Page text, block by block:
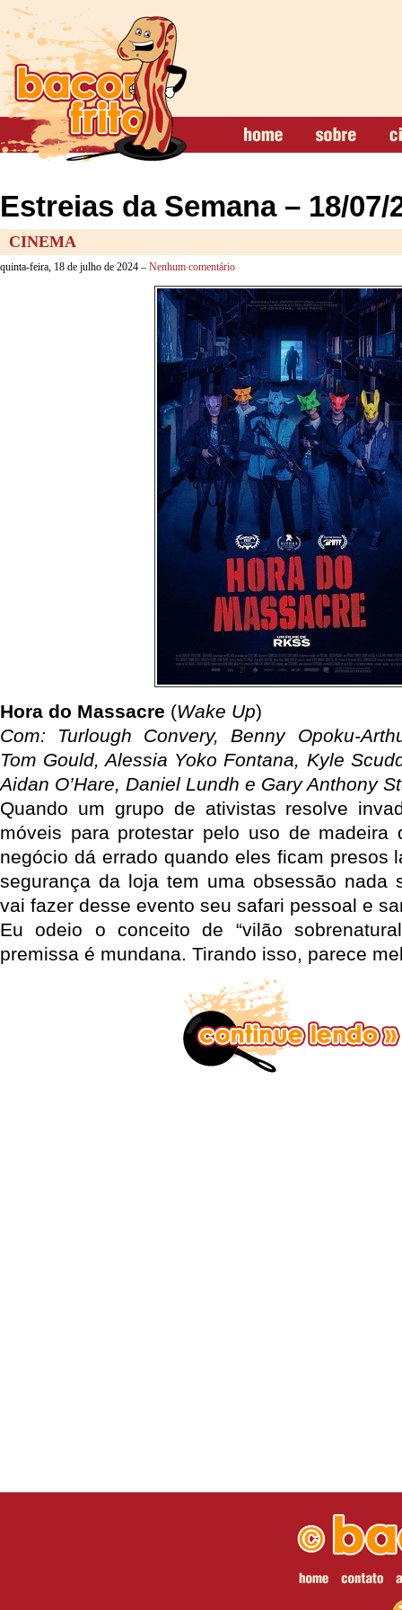
Estreias da Semana – 18/07/
CINEMA
quinta-feira, 18 de julho de 2024 – Nenhum comentário
Hora do Massacre (Wake Up)
Com: Turlough Convery, Benny Opoku-
Tom Gould, Alessia Yoko Fontana, Kyle
Aidan O’Hare, Daniel Lundh e Gary Anthony
Quando um grupo de ativistas resolve
móveis para protestar pelo uso de
negócio dá errado quando eles ficam presos
segurança da loja tem uma obsessão nada
vai fazer desse evento seu safari pessoal e
Eu odeio o conceito de “vilão
premissa é mundana. Tirando isso, parece